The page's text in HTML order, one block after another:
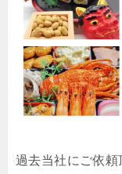
過去当社にご依頼